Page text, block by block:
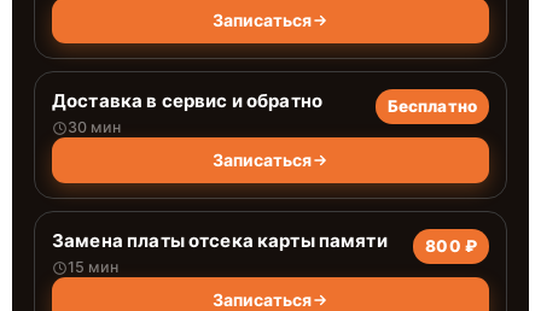
Записаться
Доставка в сервис и обратно
30 мин
Бесплатно
Записаться
Замена платы отсека карты памяти
15 мин
800 ₽
Записаться